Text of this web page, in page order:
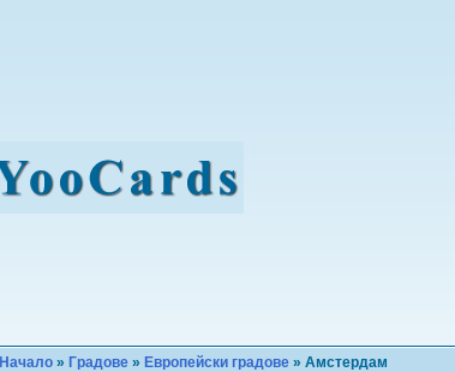
Начало » Градове » Европейски градове » Амстердам